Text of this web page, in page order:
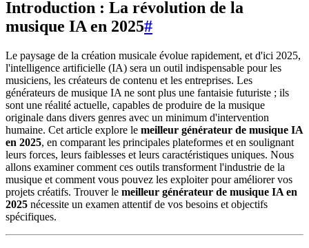
Introduction : La révolution de la
musique IA en 2025#
Le paysage de la création musicale évolue rapidement, et d'ici 2025,
l'intelligence artificielle (IA) sera un outil indispensable pour les
musiciens, les créateurs de contenu et les entreprises. Les
générateurs de musique IA ne sont plus une fantaisie futuriste ; ils
sont une réalité actuelle, capables de produire de la musique
originale dans divers genres avec un minimum d'intervention
humaine. Cet article explore le meilleur générateur de musique IA
en 2025, en comparant les principales plateformes et en soulignant
leurs forces, leurs faiblesses et leurs caractéristiques uniques. Nous
allons examiner comment ces outils transforment l'industrie de la
musique et comment vous pouvez les exploiter pour améliorer vos
projets créatifs. Trouver le meilleur générateur de musique IA en
2025 nécessite un examen attentif de vos besoins et objectifs
spécifiques.